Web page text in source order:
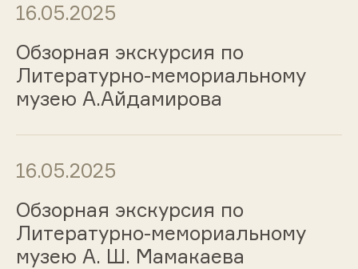
16.05.2025
Обзорная экскурсия по
Литературно-мемориальному
музею А.Айдамирова
16.05.2025
Обзорная экскурсия по
Литературно-мемориальному
музею А. Ш. Мамакаева